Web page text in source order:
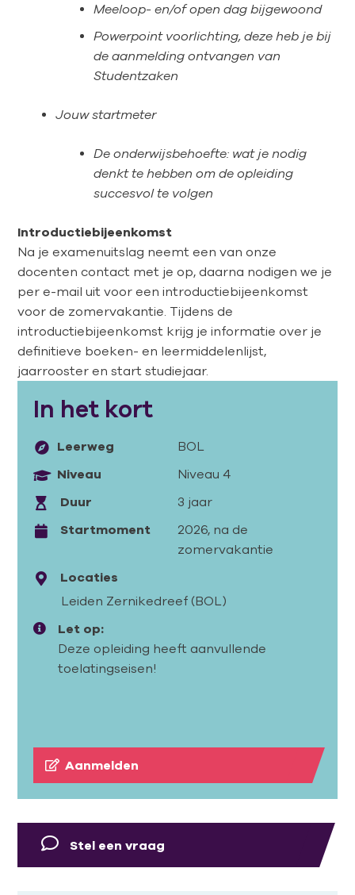
Meeloop- en/of open dag bijgewoond
Powerpoint voorlichting, deze heb je bij
de aanmelding ontvangen van
Studentzaken
Jouw startmeter
De onderwijsbehoefte: wat je nodig
denkt te hebben om de opleiding
succesvol te volgen
Introductiebijeenkomst
Na je examenuitslag neemt een van onze
docenten contact met je op, daarna nodigen we je
per e-mail uit voor een introductiebijeenkomst
voor de zomervakantie. Tijdens de
introductiebijeenkomst krijg je informatie over je
definitieve boeken- en leermiddelenlijst,
jaarrooster en start studiejaar.
In het kort
Leerweg
BOL
Niveau
Niveau 4
Duur
3 jaar
Startmoment
2026, na de
zomervakantie
Locaties
Leiden Zernikedreef (BOL)
Let op:
Deze opleiding heeft aanvullende
toelatingseisen!
Aanmelden
Stel een vraag